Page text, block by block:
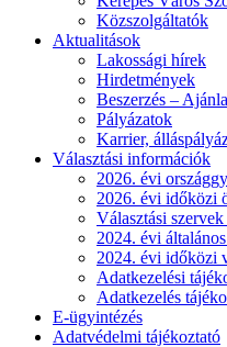
Közszolgáltatók
Aktualitások
Lakossági hírek
Hirdetmények
Beszerzés –
Pályázatok
Karrier,
Választási információk
2026. évi
2026. évi időközi
Választási
2024. évi
2024. évi időközi
Adatkezelési
Adatkezelés
E-ügyintézés
Adatvédelmi tájékoztató